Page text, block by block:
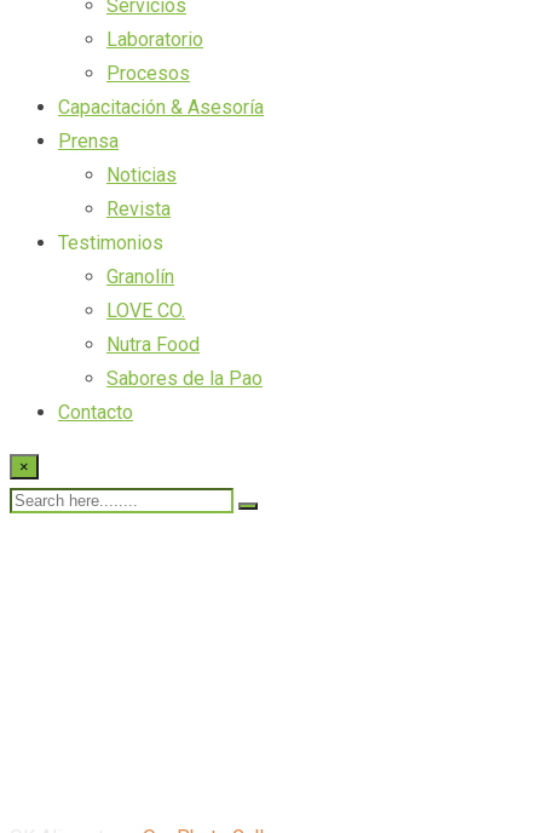
Servicios
Laboratorio
Procesos
Capacitación & Asesoría
Prensa
Noticias
Revista
Testimonios
Granolín
LOVE CO.
Nutra Food
Sabores de la Pao
Contacto
×